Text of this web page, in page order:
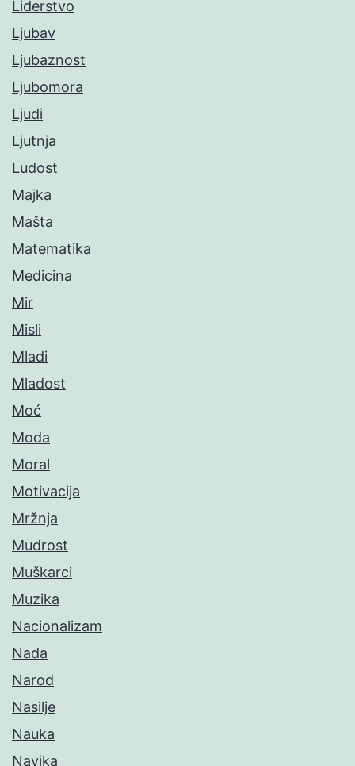
Liderstvo
Ljubav
Ljubaznost
Ljubomora
Ljudi
Ljutnja
Ludost
Majka
Mašta
Matematika
Medicina
Mir
Misli
Mladi
Mladost
Moć
Moda
Moral
Motivacija
Mržnja
Mudrost
Muškarci
Muzika
Nacionalizam
Nada
Narod
Nasilje
Nauka
Navika